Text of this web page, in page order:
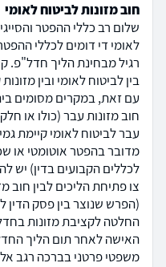
חוב מזונות לביטוח לאומי
שלום רב כללי ההפטר
לאומי די דומים לכללי
רגיל מבחינת הליך חדל"פ.
בין לביטוח לאומי ובין
עם זאת, במקרים מסומים
חוב מזונות עבר (כולו או
עבר לביטוח לאומי קיימת
מדובר בהפטר אוטומטי או
לכללים הקבועים בדין) יש
צו פתיחת הליכים לבין חוב
(הפרש שנוצר בין פסק הדין
החלטה לקציבת מזונות
האישה לאחר תום הליך
משפטי פרטני בברכה רגב